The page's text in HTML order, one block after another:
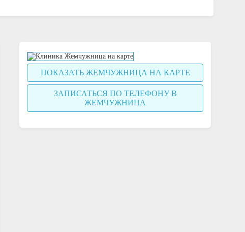
ПОКАЗАТЬ ЖЕМЧУЖНИЦА НА КАРТЕ
ЗАПИСАТЬСЯ ПО ТЕЛЕФОНУ В
ЖЕМЧУЖНИЦА